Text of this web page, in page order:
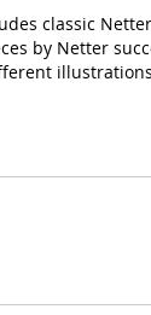
classic Netter
by Netter